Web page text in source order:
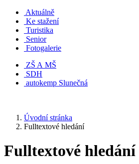
Aktuálně
Ke stažení
Turistika
Senior
Fotogalerie
ZŠ A MŠ
SDH
autokemp Slunečná
Úvodní stránka
Fulltextové hledání
Fulltextové hledání